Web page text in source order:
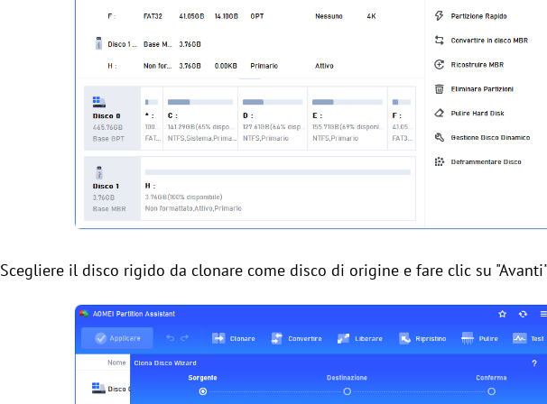
Scegliere il disco rigido da clonare come disco di origine e fare clic su